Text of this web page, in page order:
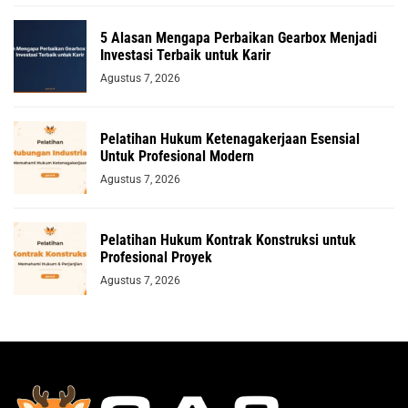
5 Alasan Mengapa Perbaikan Gearbox Menjadi
Investasi Terbaik untuk Karir
Agustus 7, 2026
Pelatihan Hukum Ketenagakerjaan Esensial
Untuk Profesional Modern
Agustus 7, 2026
Pelatihan Hukum Kontrak Konstruksi untuk
Profesional Proyek
Agustus 7, 2026